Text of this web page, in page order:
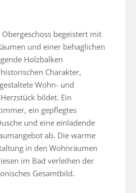
begeistert mit
und einer behaglichen
Holzbalken
Charakter,
Wohn- und
bildet. Ein
ein gepflegtes
und eine einladende
ab. Die warme
in den Wohnräumen
im Bad verleihen der
Gesamtbild.